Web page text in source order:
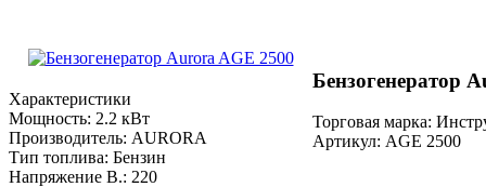
Характеристики
Мощность: 2.2 кВт
Производитель: AURORA
Тип топлива: Бензин
Напряжение В.: 220
Бензогенератор
Торговая марка:
Артикул: AGE 2500